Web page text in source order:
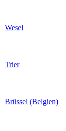
Wesel
Trier
Brüssel (Belgien)